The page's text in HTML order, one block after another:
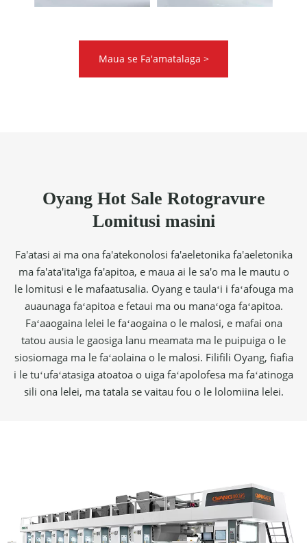
Maua se Fa'amatalaga >
Oyang Hot Sale Rotogravure
Lomitusi masini
Fa'atasi ai ma ona fa'atekonolosi fa'aeletonika fa'aeletonika
ma fa'ata'ita'iga fa'apitoa, e maua ai le sa'o ma le mautu o
le lomitusi e le mafaatusalia. Oyang e taulaʻi i faʻafouga ma
auaunaga faʻapitoa e fetaui ma ou manaʻoga faʻapitoa.
Faʻaaogaina lelei le faʻaogaina o le malosi, e mafai ona
tatou ausia le gaosiga lanu meamata ma le puipuiga o le
siosiomaga ma le faʻaolaina o le malosi. Filifili Oyang, fiafia
i le tuʻufaʻatasiga atoatoa o uiga faʻapolofesa ma faʻatinoga
sili ona lelei, ma tatala se vaitau fou o le lolomiina lelei.